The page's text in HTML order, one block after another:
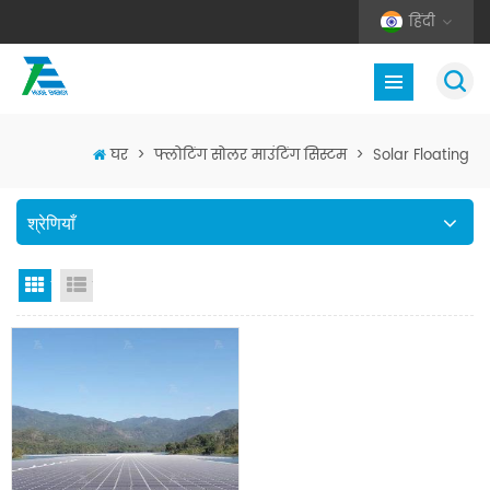
हिंदी
घर > फ्लोटिंग सोलर माउंटिंग सिस्टम > Solar Floating
श्रेणियाँ
जाली देखना